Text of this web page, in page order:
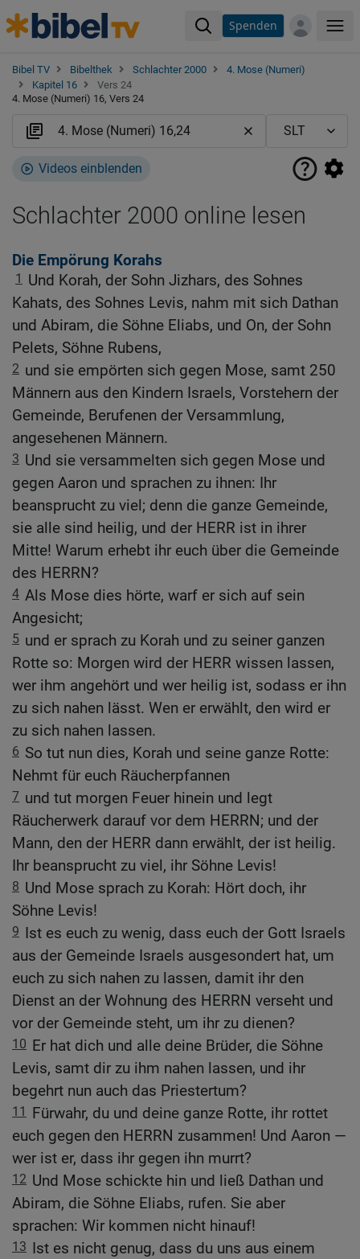
Spenden
Bibel TV Bibelthek Schlachter 2000
4. Mose (Numeri)
Kapitel 16
Vers 24
4. Mose (Numeri) 16, Vers 24
Videos einblenden
Schlachter 2000 online lesen
Die Empörung Korahs
1
Und Korah, der Sohn Jizhars, des Sohnes
Kahats, des Sohnes Levis, nahm mit sich Dathan
und Abiram, die Söhne Eliabs, und On, der Sohn
Pelets, Söhne Rubens,
2 und sie empörten sich gegen Mose, samt 250
Männern aus den Kindern Israels, Vorstehern der
Gemeinde, Berufenen der Versammlung,
angesehenen Männern.
3 Und sie versammelten sich gegen Mose und
gegen Aaron und sprachen zu ihnen: Ihr
beansprucht zu viel; denn die ganze Gemeinde,
sie alle sind heilig, und der HERR ist in ihrer
Mitte! Warum erhebt ihr euch über die Gemeinde
des HERRN?
4 Als Mose dies hörte, warf er sich auf sein
Angesicht;
5 und er sprach zu Korah und zu seiner ganzen
Rotte so: Morgen wird der HERR wissen lassen,
wer ihm angehört und wer heilig ist, sodass er ihn
zu sich nahen lässt. Wen er erwählt, den wird er
zu sich nahen lassen.
6 So tut nun dies, Korah und seine ganze Rotte:
Nehmt für euch Räucherpfannen
7 und tut morgen Feuer hinein und legt
Räucherwerk darauf vor dem HERRN; und der
Mann, den der HERR dann erwählt, der ist heilig.
Ihr beansprucht zu viel, ihr Söhne Levis!
8 Und Mose sprach zu Korah: Hört doch, ihr
Söhne Levis!
9 Ist es euch zu wenig, dass euch der Gott Israels
aus der Gemeinde Israels ausgesondert hat, um
euch zu sich nahen zu lassen, damit ihr den
Dienst an der Wohnung des HERRN verseht und
vor der Gemeinde steht, um ihr zu dienen?
10 Er hat dich und alle deine Brüder, die Söhne
Levis, samt dir zu ihm nahen lassen, und ihr
begehrt nun auch das Priestertum?
11
Fürwahr, du und deine ganze Rotte, ihr rottet
euch gegen den HERRN zusammen! Und Aaron —
wer ist er, dass ihr gegen ihn murrt?
12 Und Mose schickte hin und ließ Dathan und
Abiram, die Söhne Eliabs, rufen. Sie aber
sprachen: Wir kommen nicht hinauf!
13 Ist es nicht genug, dass du uns aus einem